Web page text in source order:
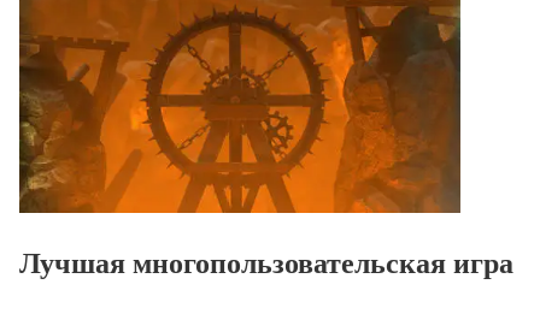
Лучшая многопользовательская игра